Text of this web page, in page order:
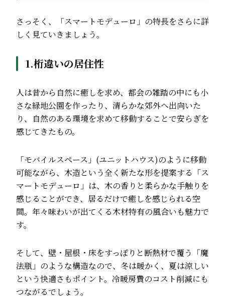
さっそく、「スマートモデューロ」の特長をさらに詳
しく見ていきましょう。
1.桁違いの居住性
人は昔から自然に癒しを求め、都会の雑踏の中にも小
さな緑地公園を作ったり、清らかな郊外へ出向いた
り、自然のある環境を求めて移動することで安らぎを
感じてきたもの。
「モバイルスペース」(ユニットハウス)のように移動
可能ながら、木造という全く新たな形を提案する「ス
マートモデューロ」は、木の香りと柔らかな手触りを
感じることができ、居るだけで癒しを感じられる空
間。年々味わいが出てくる木材特有の風合いも魅力で
す。
そして、壁・屋根・床をすっぽりと断熱材で覆う「魔
法瓶」のような構造なので、冬は暖かく、夏は涼しい
という快適さもポイント。冷暖房費のコスト削減にも
つながるでしょう。